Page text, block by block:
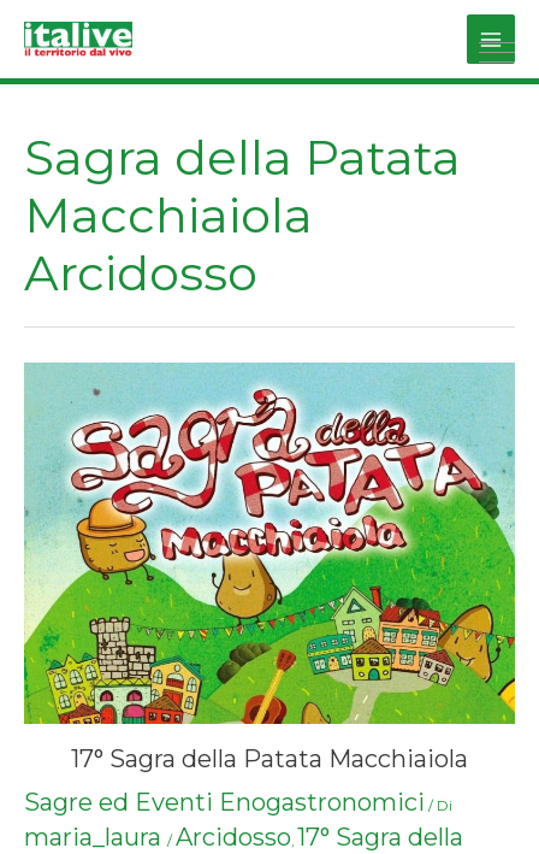
Main
Sagra della Patata
Macchiaiola
Arcidosso
17° Sagra della Patata Macchiaiola
Sagre ed Eventi Enogastronomici / Di
maria_laura / Arcidosso, 17° Sagra della